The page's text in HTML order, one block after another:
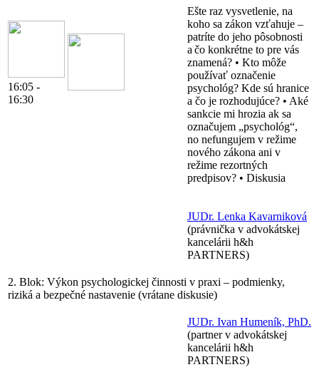
16:05 -
16:30
Ešte raz vysvetlenie, na
koho sa zákon vzťahuje –
patríte do jeho pôsobnosti
a čo konkrétne to pre vás
znamená? • Kto môže
používať označenie
psychológ? Kde sú hranice
a čo je rozhodujúce? • Aké
sankcie mi hrozia ak sa
označujem „psychológ“,
no nefungujem v režime
nového zákona ani v
režime rezortných
predpisov? • Diskusia
JUDr. Lenka Kavarniková
(právnička v advokátskej
kancelárii h&h
PARTNERS)
2. Blok: Výkon psychologickej činnosti v praxi – podmienky,
riziká a bezpečné nastavenie (vrátane diskusie)
JUDr. Ivan Humeník, PhD.
(partner v advokátskej
kancelárii h&h
PARTNERS)